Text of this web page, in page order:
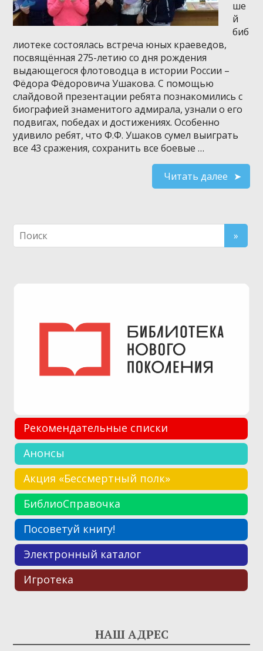
ше
й
биб
лиотеке состоялась встреча юных краеведов,
посвящённая 275-летию со дня рождения
выдающегося флотоводца в истории России –
Фёдора Фёдоровича Ушакова. С помощью
слайдовой презентации ребята познакомились с
биографией знаменитого адмирала, узнали о его
подвигах, победах и достижениях. Особенно
удивило ребят, что Ф.Ф. Ушаков сумел выиграть
все 43 сражения, сохранить все боевые …
Читать далее
Рекомендательные списки
Анонсы
Акция «Бессмертный полк»
БиблиоСправочка
Посоветуй книгу!
Электронный каталог
Игротека
НАШ АДРЕС